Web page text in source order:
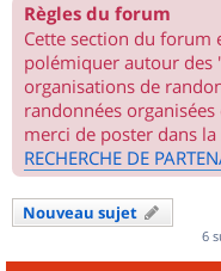
Règles du forum
Cette section du forum
polémiquer autour des
organisations de
randonnées
merci de poster dans
RECHERCHE DE
Nouveau sujet
6